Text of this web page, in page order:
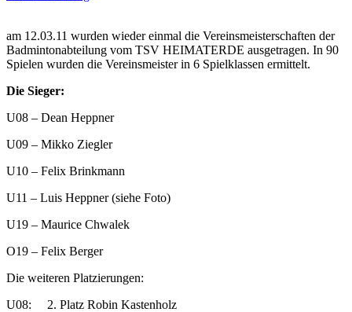
am 12.03.11 wurden wieder einmal die Vereinsmeisterschaften der
Badmintonabteilung vom TSV HEIMATERDE ausgetragen. In 90
Spielen wurden die Vereinsmeister in 6 Spielklassen ermittelt.
Die Sieger:
U08 – Dean Heppner
U09 – Mikko Ziegler
U10 – Felix Brinkmann
U11 – Luis Heppner (siehe Foto)
U19 – Maurice Chwalek
O19 – Felix Berger
Die weiteren Platzierungen:
U08: 2. Platz Robin Kastenholz